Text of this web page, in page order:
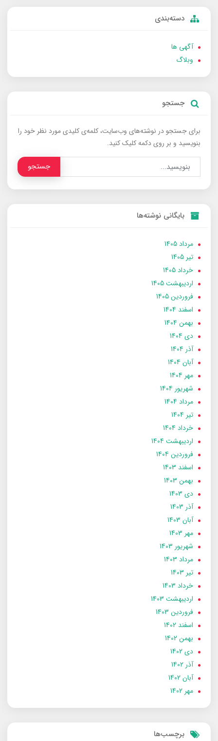
دسته‌بندی
آگهی ها
وبلاگ
جستجو
برای جستجو در نوشته‌های وب‌سایت، کلمه‌ی کلیدی مورد نظر خود را
بنویسید و بر روی دکمه کلیک کنید.
جستجو
بایگانی نوشته‌ها
مرداد 1405
تير 1405
خرداد 1405
ارديبهشت 1405
فروردین 1405
اسفند 1404
بهمن 1404
دی 1404
آذر 1404
آبان 1404
مهر 1404
شهریور 1404
مرداد 1404
تير 1404
خرداد 1404
ارديبهشت 1404
فروردین 1404
اسفند 1403
بهمن 1403
دی 1403
آذر 1403
آبان 1403
مهر 1403
شهریور 1403
مرداد 1403
تير 1403
خرداد 1403
ارديبهشت 1403
فروردین 1403
اسفند 1402
بهمن 1402
دی 1402
آذر 1402
آبان 1402
مهر 1402
برچسب‌ها